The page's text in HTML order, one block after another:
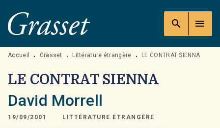
MENU RECHERCHE
PIED DE PAGE
search menu
Accueil • Grasset • Littérature étrangère • LE CONTRAT SIENNA
LE CONTRAT SIENNA
David Morrell
19/09/2001 LITTÉRATURE ÉTRANGÈRE